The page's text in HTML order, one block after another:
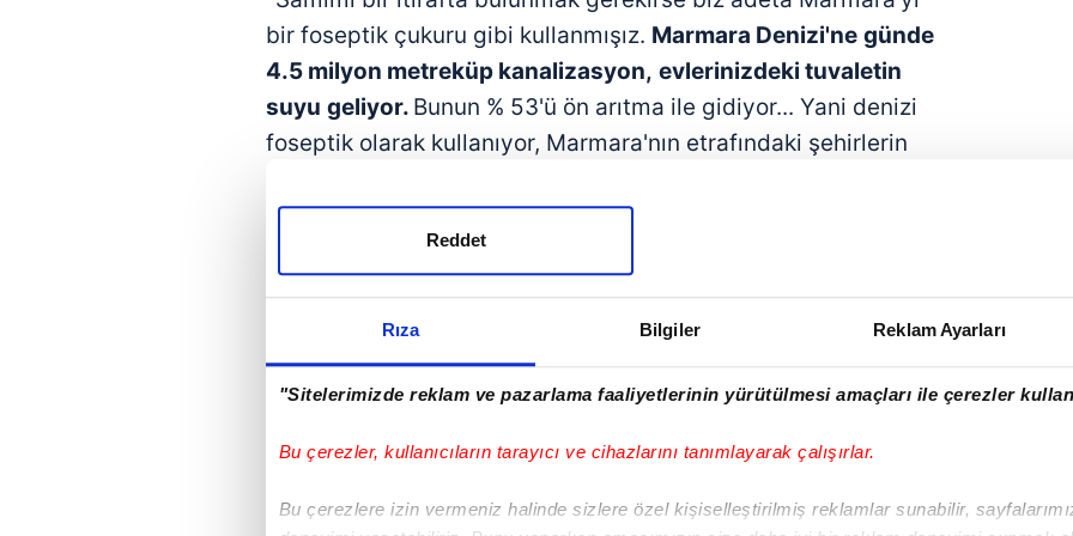
Rıza Bilgiler Reklam Ayarları
"Sitelerimizde reklam ve pazarlama faaliyetlerinin yürütülmesi amaçları ile çerezler
Bu çerezler, kullanıcıların tarayıcı ve cihazlarını tanımlayarak çalışırlar.
Bu çerezlere izin vermeniz halinde sizlere özel kişiselleştirilmiş reklamlar sunabilir,
Reddet
bir foseptik çukuru gibi kullanmışız. Marmara Denizi'ne günde
4.5 milyon metreküp kanalizasyon, evlerinizdeki tuvaletin
suyu geliyor. Bunun % 53'ü ön arıtma ile gidiyor... Yani denizi
foseptik olarak kullanıyor, Marmara'nın etrafındaki şehirlerin
dibine atalım. Kimse fark etmez, sonra bakarız desek...
bir projeyle foseptik çamurunu
bir taraftan kirletiyorlar, sen niye temizliyorsun? E, bırakalım
hepten berbat olsun. Bu da garip. Bir şeyi yaparsanız orası
tartışılmaya başlıyor. Yapmazsanız hiç kimse bir şey demiyor."
Büyükakın yerden göğe kadar haklı.
Vatandaşlar olarak iğneyi de kendimize batıralım ve açık